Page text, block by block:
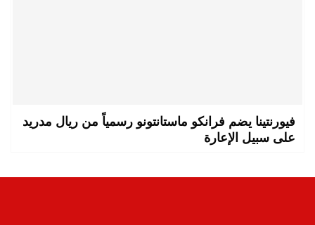
فيورنتينا يضم فرانكو ماستانتونو رسمياً من ريال مدريد
على سبيل الإعارة